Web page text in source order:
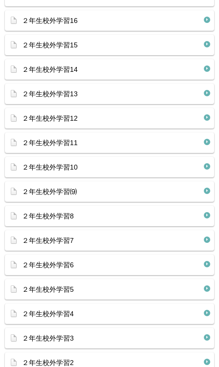
２年生校外学習16
２年生校外学習15
２年生校外学習14
２年生校外学習13
２年生校外学習12
２年生校外学習11
２年生校外学習10
２年生校外学習⑼
２年生校外学習8
２年生校外学習7
２年生校外学習6
２年生校外学習5
２年生校外学習4
２年生校外学習3
２年生校外学習2